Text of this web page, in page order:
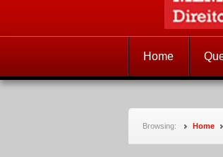
Home
Browsing: Home